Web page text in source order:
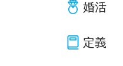
婚活
定義